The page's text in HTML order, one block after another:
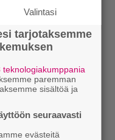
koskettimia.
saan hyvän
show’ta ja tehdä
ympäriinsä kuin
Tietyllä tavalla
Harris.
Valintasi
tarjotaksemme
teknologiakumppania
paremman
sisältöä ja
seuraavasti
evästeitä